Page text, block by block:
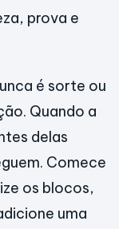
prova e
é sorte ou
Quando a
delas
Comece
os blocos,
uma